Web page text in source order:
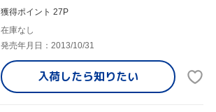
獲得ポイント 27P
在庫なし
発売年月日：2013/10/31
入荷したら知りたい